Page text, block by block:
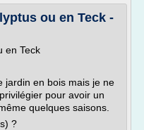
ou en Teck -
en Teck
jardin en bois mais je ne
pour avoir un
quelques saisons.
?